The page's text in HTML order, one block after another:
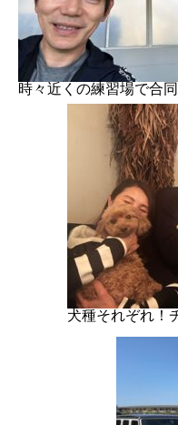
時々近くの練習場で合同
犬種それぞれ！